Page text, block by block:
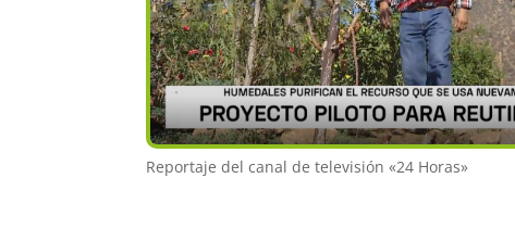
Reportaje del canal de televisión «24 Horas»